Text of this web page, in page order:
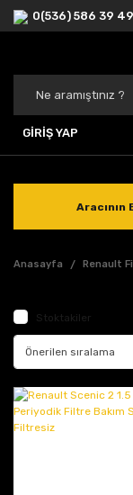
0(536) 586 39 49
GİRİŞ YAP
Aracının
Anasayfa Renault
Stoktakiler